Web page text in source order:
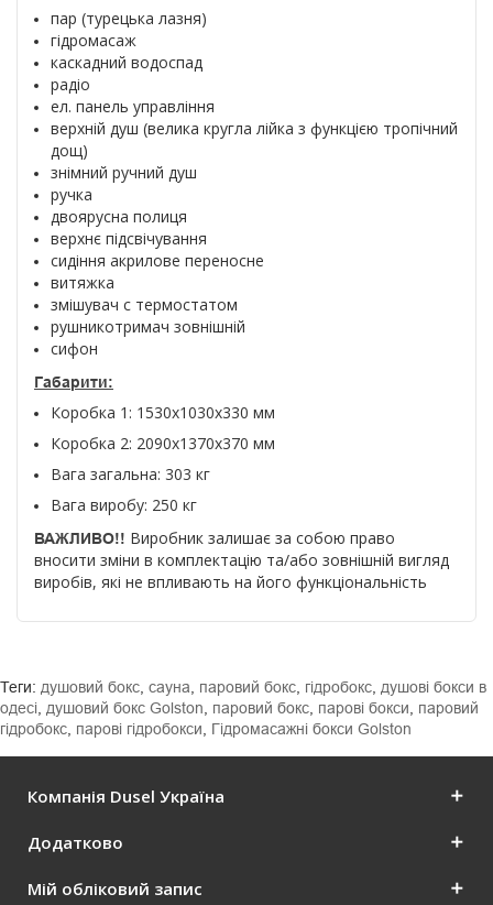
пар (турецька лазня)
гідромасаж
каскадний водоспад
радіо
ел. панель управління
верхній душ (велика кругла лійка з функцією тропічний
дощ)
знімний ручний душ
ручка
двоярусна полиця
верхнє підсвічування
сидіння акрилове переносне
витяжка
змішувач с термостатом
рушникотримач зовнішній
сифон
Габарити:
Коробка 1: 1530x1030x330 мм
Коробка 2: 2090x1370x370 мм
Вага загальна: 303 кг
Вага виробу: 250 кг
ВАЖЛИВО!! Виробник залишає за собою право
вносити зміни в комплектацію та/або зовнішній вигляд
виробів, які не впливають на його функціональність
Теги: душовий бокс сауна паровий бокс гідробокс душові бокси в
одесі душовий бокс Golston паровий бокс парові бокси
паровий
гідробокс парові гідробокси Гідромасажні бокси Golston
Компанія Dusel Україна
Додатково
Мій обліковий запис